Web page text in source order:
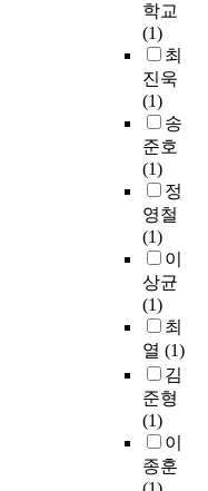
학교
(1)
최
진욱
(1)
송
준호
(1)
정
영철
(1)
이
상균
(1)
최
열 (1)
김
준형
(1)
이
종훈